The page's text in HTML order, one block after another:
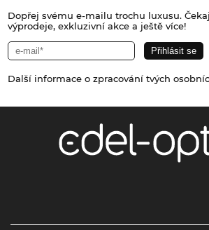
Dopřej svému e-mailu trochu luxusu.
výprodeje, exkluzivní akce a ještě více!
Další informace o zpracování tvých